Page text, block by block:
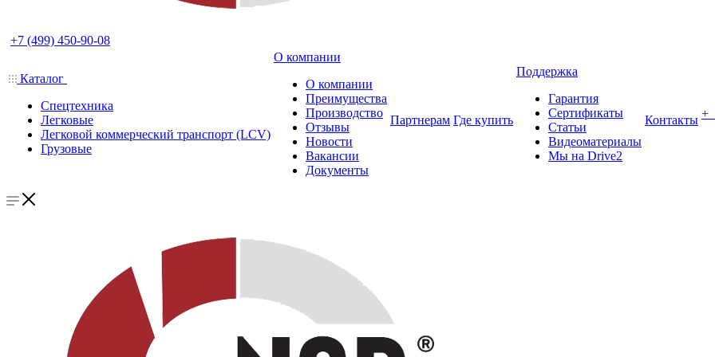
+7 (499) 450-90-08
Каталог
Спецтехника
Легковые
Легковой коммерческий транспорт (LCV)
Грузовые
О компании
О компании
Преимущества
Производство
Отзывы
Новости
Вакансии
Документы
Партнерам Где купить
Поддержка
Гарантия
Сертификаты
Статьи
Видеоматериалы
Мы на Drive2
Контакты +